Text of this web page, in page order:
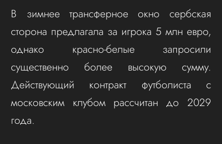
В зимнее трансферное окно сербская
сторона предлагала за игрока 5 млн евро,
однако красно-белые запросили
существенно более высокую сумму.
Действующий контракт футболиста с
московским клубом рассчитан до 2029
года.